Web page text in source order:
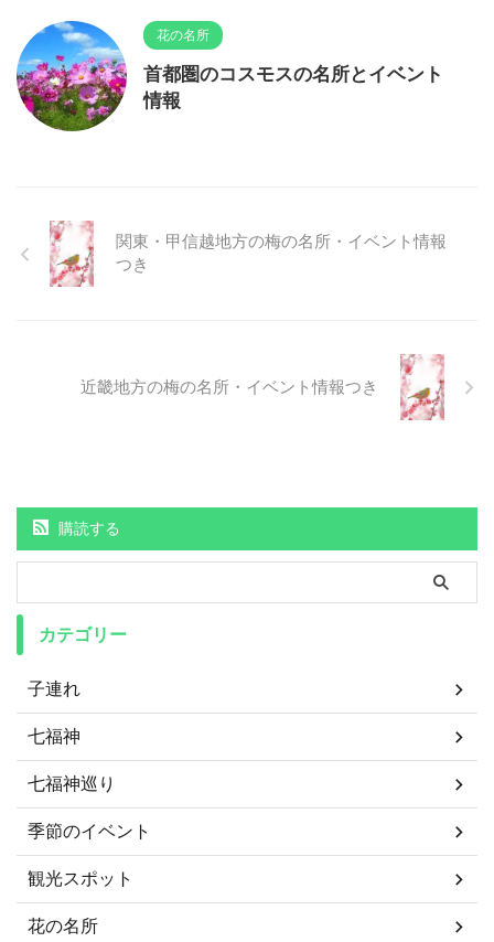
花の名所
首都圏のコスモスの名所とイベント
情報
関東・甲信越地方の梅の名所・イベント情報
つき
近畿地方の梅の名所・イベント情報つき
購読する
カテゴリー
子連れ
七福神
七福神巡り
季節のイベント
観光スポット
花の名所